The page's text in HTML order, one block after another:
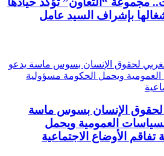
بإشراف السيد عامل
لحقوق الإنسان بسوس ماسة
العمومية ويحمل
الأوضاع الاجتماعية